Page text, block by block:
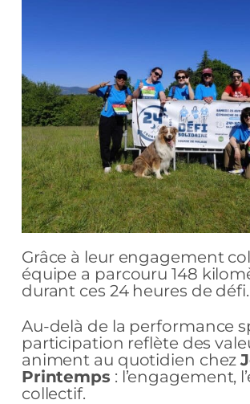
Grâce à leur engagement
équipe a parcouru 148
durant ces 24 heures de défi.
Au-delà de la performance
participation reflète des
animent au quotidien chez
Printemps : l’engagement,
collectif.